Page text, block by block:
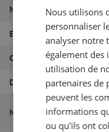
Marque
EAN
Couleur
Diamètre
Nom de l'article
Nous utilisons
personnaliser
analyser notre
également
utilisation de
partenaires de
peuvent les
informations
ou qu'ils ont